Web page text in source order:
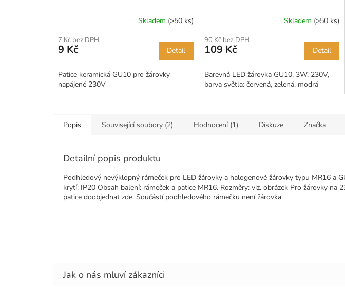
Skladem (>50 ks)
7 Kč bez DPH
9 Kč Detail
Patice keramická GU10 pro žárovky
napájené 230V
Skladem (>50 ks)
90 Kč bez DPH
109 Kč Detail
Barevná LED žárovka GU10, 3W, 230V,
barva světla: červená, zelená, modrá
Popis Související soubory (2) Hodnocení (1) Diskuze Značka
Detailní popis produktu
Podhledový nevýklopný rámeček pro LED žárovky a halogenové žárovky typu MR16 a
krytí: IP20 Obsah balení: rámeček a patice MR16. Rozměry: viz. obrázek Pro žárovky na
patice doobjednat zde. Součástí podhledového rámečku není žárovka.